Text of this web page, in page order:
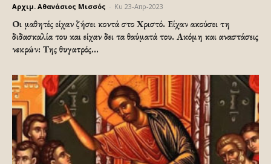
Αρχιμ. Αθανάσιος Μισσός Κυ 23-Απρ-2023
Οι μαθητές είχαν ζήσει κοντά στο Χριστό. Είχαν ακούσει τη
διδασκαλία του και είχαν δει τα θαύματά του. Ακόμη και αναστάσεις
νεκρών: Της θυγατρός...